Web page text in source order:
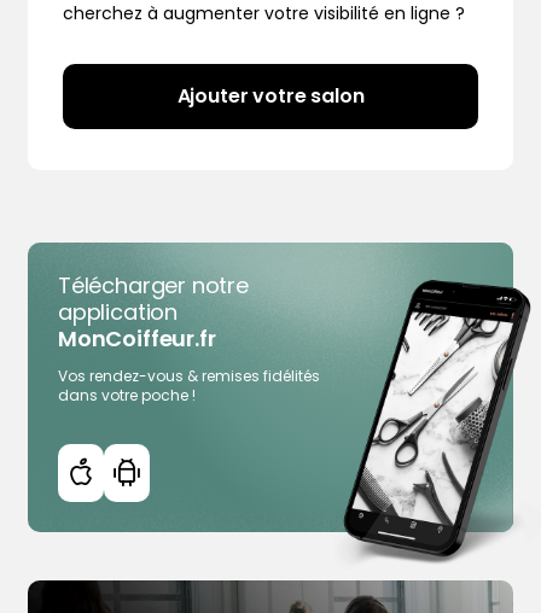
cherchez à augmenter votre visibilité en ligne ?
Ajouter votre salon
Télécharger notre
application
MonCoiffeur.fr
Vos rendez-vous & remises fidélités
dans votre poche !